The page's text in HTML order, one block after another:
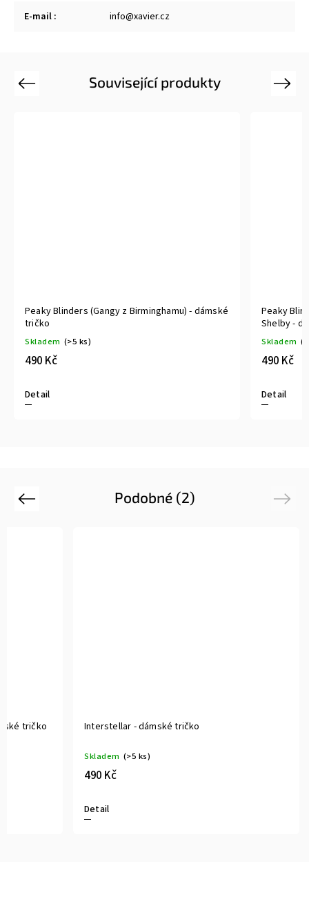
E-mail : info@xavier.cz
Související produkty
Previous
Peaky Blinders (Gangy z Birminghamu) - dámské
tričko
Skladem (>5 ks)
490 Kč
Detail
Peaky
Shelby -
Skladem
490 Kč
Detail
Next
Podobné (2)
Previous
tričko Interstellar - dámské tričko
Skladem (>5 ks)
490 Kč
Detail
Next